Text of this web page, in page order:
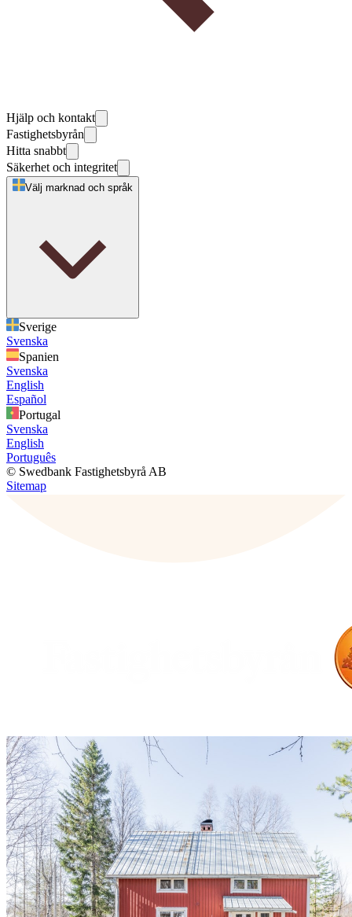
Hjälp och kontakt
Fastighetsbyrån
Hitta snabbt
Säkerhet och integritet
Välj marknad och språk
Sverige
Svenska
Spanien
Svenska
English
Español
Portugal
Svenska
English
Português
© Swedbank Fastighetsbyrå AB
Sitemap